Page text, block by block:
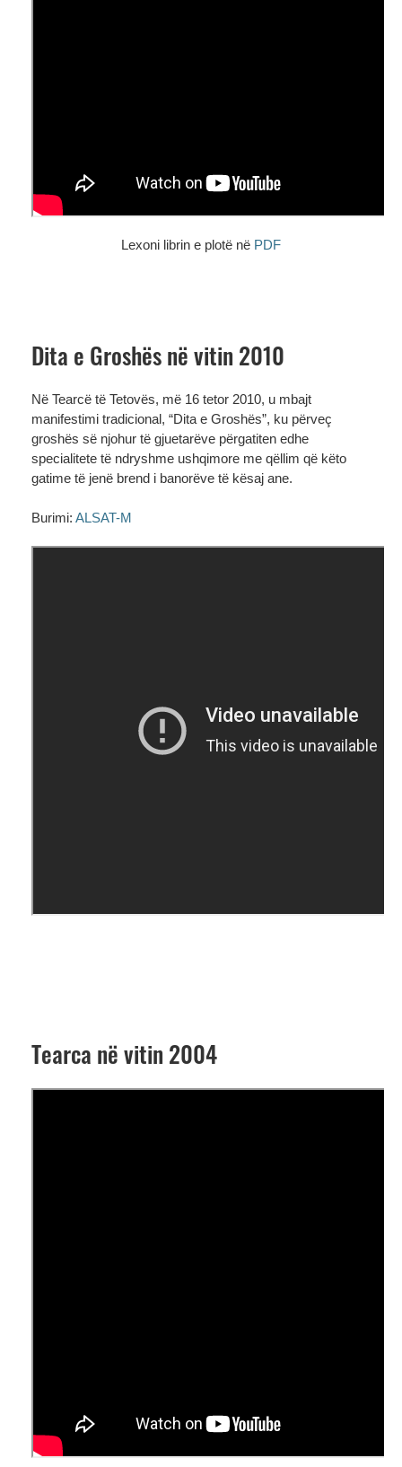
Lexoni librin e plotë në PDF
Dita e Groshës në vitin 2010
Në Tearcë të Tetovës, më 16 tetor 2010, u mbajt
manifestimi tradicional, “Dita e Groshës”, ku përveç
groshës së njohur të gjuetarëve përgatiten edhe
specialitete të ndryshme ushqimore me qëllim që këto
gatime të jenë brend i banorëve të kësaj ane.
Burimi: ALSAT-M
Tearca në vitin 2004